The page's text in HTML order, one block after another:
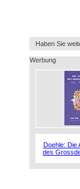
Haben Sie
Werbung
Doehle: Die
des